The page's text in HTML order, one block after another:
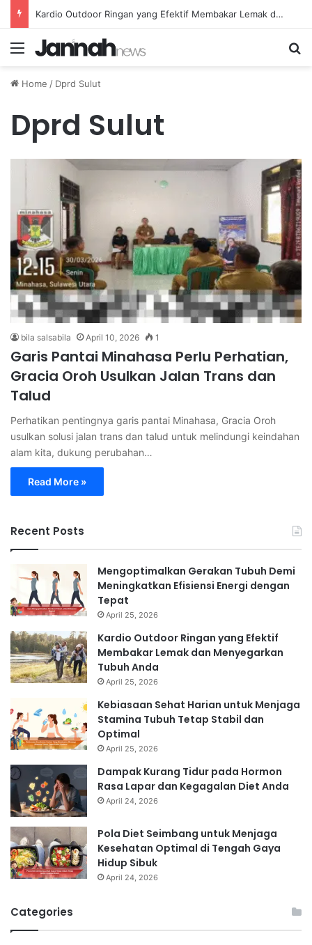
Kardio Outdoor Ringan yang Efektif Membakar Lemak dan Menyegarkan Tubuh Anda
Menu
Home / Dprd Sulut
Dprd Sulut
bila salsabila April 10, 2026 1
Garis Pantai Minahasa Perlu Perhatian,
Gracia Oroh Usulkan Jalan Trans dan
Talud
Perhatikan pentingnya garis pantai Minahasa, Gracia Oroh
usulkan solusi jalan trans dan talud untuk melindungi keindahan
alam kita, dukung perubahan…
Read More »
Recent Posts
Mengoptimalkan Gerakan Tubuh Demi
Meningkatkan Efisiensi Energi dengan
Tepat
April 25, 2026
Kardio Outdoor Ringan yang Efektif
Membakar Lemak dan Menyegarkan
Tubuh Anda
April 25, 2026
Kebiasaan Sehat Harian untuk Menjaga
Stamina Tubuh Tetap Stabil dan
Optimal
April 25, 2026
Dampak Kurang Tidur pada Hormon
Rasa Lapar dan Kegagalan Diet Anda
April 24, 2026
Pola Diet Seimbang untuk Menjaga
Kesehatan Optimal di Tengah Gaya
Hidup Sibuk
April 24, 2026
Categories